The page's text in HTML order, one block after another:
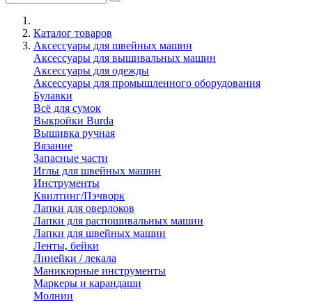
Каталог товаров
Аксессуары для швейных машин
Аксессуары для вышивальных машин
Аксессуары для одежды
Аксессуары для промышленного оборудования
Булавки
Всё для сумок
Выкройки Burda
Вышивка ручная
Вязание
Запасные части
Иглы для швейных машин
Инструменты
Квилтинг/Пэчворк
Лапки для оверлоков
Лапки для распошивальных машин
Лапки для швейных машин
Ленты, бейки
Линейки / лекала
Маникюрные инструменты
Маркеры и карандаши
Молнии